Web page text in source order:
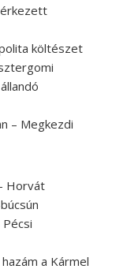
költészet
– Megkezdi
Horvát
a Kármel